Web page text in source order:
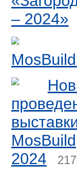
– 2024»
MosBuild
2024